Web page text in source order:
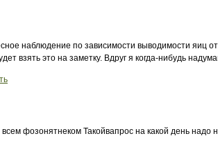
наблюдение по зависимости выводимости яиц от
взять это на заметку. Вдруг я когда-нибудь
всем фозонятнеком Такойвапрос на какой день надо